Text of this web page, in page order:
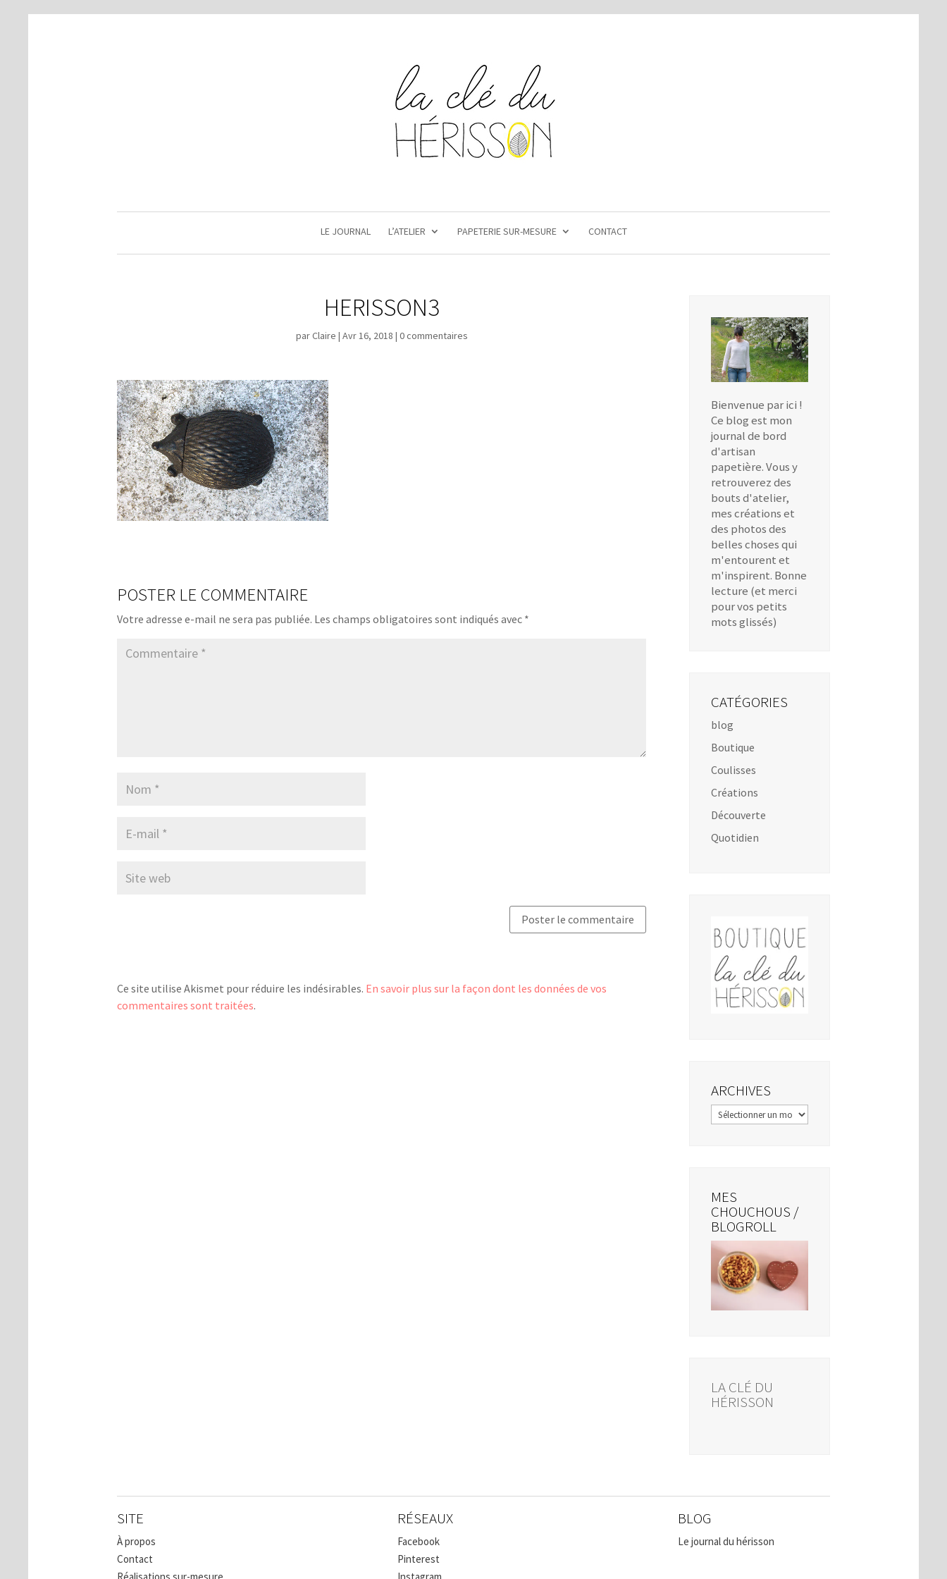
LE JOURNAL L’ATELIER PAPETERIE SUR-MESURE CONTACT
HERISSON3
parClaire | Avr 16, 2018 | 0 commentaires
POSTER LE COMMENTAIRE
Votre adresse e-mail ne sera pas publiée. Les champs obligatoires sont indiqués avec *
Ce site utilise Akismet pour réduire les indésirables. En savoir plus sur la façon dont les données de vos
commentaires sont traitées.
Bienvenue par ici !
Ce blog est mon
journal de bord
d'artisan
papetière. Vous y
retrouverez des
bouts d'atelier,
mes créations et
des photos des
belles choses qui
m'entourent et
m'inspirent. Bonne
lecture (et merci
pour vos petits
mots glissés)
CATÉGORIES
blog
Boutique
Coulisses
Créations
Découverte
Quotidien
ARCHIVES
Archives
MES
CHOUCHOUS /
BLOGROLL
LA CLÉ DU
HÉRISSON
SITE
À propos
Contact
RÉSEAUX
Facebook
Pinterest
BLOG
Le journal du hérisson